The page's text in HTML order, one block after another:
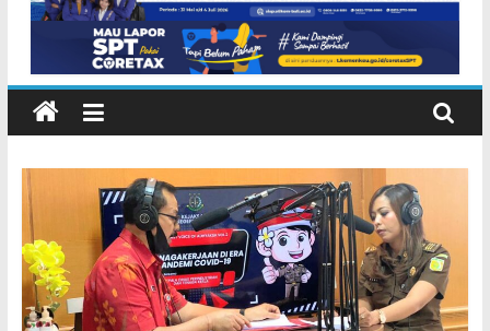
Karangasem